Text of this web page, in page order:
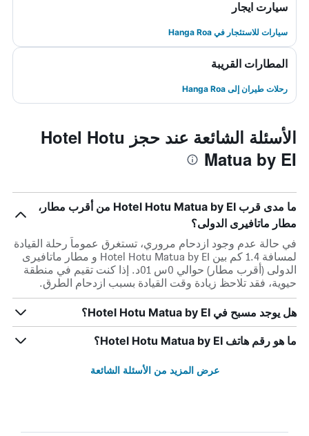
سيارت ايجار
سيارات للاستئجار في Hanga Roa
المطارات القريبة
رحلات طيران إلى Hanga Roa
الأسئلة الشائعة عند حجز Hotel Hotu
Matua by EI
ما مدى قرب Hotel Hotu Matua by EI من أقرب مطار،
مطار ماتافيرى الدولى؟
في حالة عدم وجود ازدحام مروري، تستغرق عموماً رحلة القيادة
لمسافة 1.4 كم بين Hotel Hotu Matua by EI و مطار ماتافيرى
الدولى (أقرب مطار) حوالي 0س 01د. إذا كنت تقيم في منطقة
حيوية، فقد تلاحظ زيادة وقت القيادة بسبب ازدحام الطرق.
هل يوجد مسبح في Hotel Hotu Matua by EI؟
ما هو رقم هاتف Hotel Hotu Matua by EI؟
عرض المزيد من الأسئلة الشائعة